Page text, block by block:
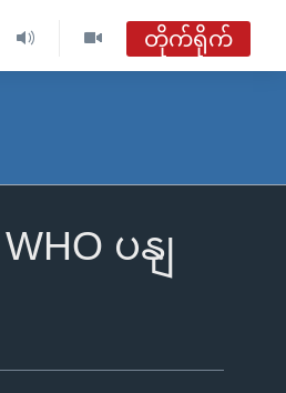
တိုက်ရိုက်
အစီအစဉ်များ
ပနျ